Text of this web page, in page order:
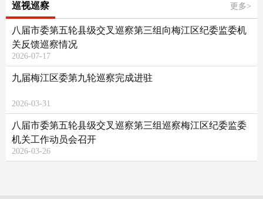
巡视巡察 更多>
八届市委第五轮县级交叉巡察第三组向梅江区纪委监委机
关反馈巡察情况
2026-07-17
九届梅江区委第九轮巡察完成进驻
2026-03-31
八届市委第五轮县级交叉巡察第三组巡察梅江区纪委监委
机关工作动员会召开
2026-03-26